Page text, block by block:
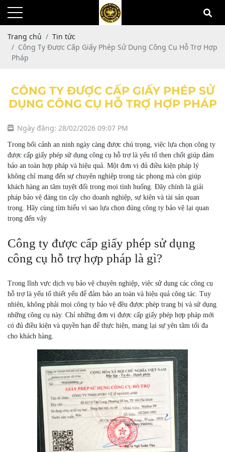
Trang chủ
Tin tức
Công Ty Được Cấp Giấy Phép Sử Dụng Công Cụ Hỗ Trợ Hợp
Pháp
CÔNG TY ĐƯỢC CẤP GIẤY PHÉP SỬ
DỤNG CÔNG CỤ HỖ TRỢ HỢP PHÁP
Ngày đăng: 28/02/2026 09:07 PM
Trong bối cảnh an ninh ngày càng được chú trọng, việc lựa chọn công ty
được cấp giấy phép sử dụng công cụ hỗ trợ là yếu tố then chốt giúp đảm
bảo an toàn hợp pháp và hiệu quả. Một đơn vị đủ điều kiện pháp lý
không chỉ mang đến sự chuyên nghiệp trong tác phong mà còn giúp
khách hàng an tâm tuyệt đối trong mọi tình huống. Đây chính là giải
pháp bảo vệ đáng tin cậy cho doanh nghiệp, sự kiện và tài sản quan
trọng. Hãy cùng tìm hiểu vì sao lựa chọn đúng công ty bảo vệ lại quan
trọng đến vậy
Công ty được cấp giấy phép sử dụng
công cụ hỗ trợ hợp pháp là gì?
Trong lĩnh vực dịch vụ bảo vệ chuyên nghiệp, việc sử dụng các công cụ
hỗ trợ là yếu tố thiết yếu để đảm bảo an toàn và hiệu quả công tác. Tuy
nhiên, không phải mọi công ty bảo vệ đều được phép trang bị và sử dụng
những công cụ này. Chỉ những đơn vị được cấp giấy phép hợp pháp mới
có đủ điều kiện và quyền hạn để thực hiện, mang lại sự yên tâm tối đa
cho khách hàng.